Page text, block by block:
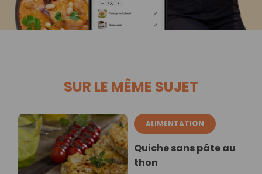
SUR LE MÊME SUJET
ALIMENTATION
Quiche sans pâte au
thon